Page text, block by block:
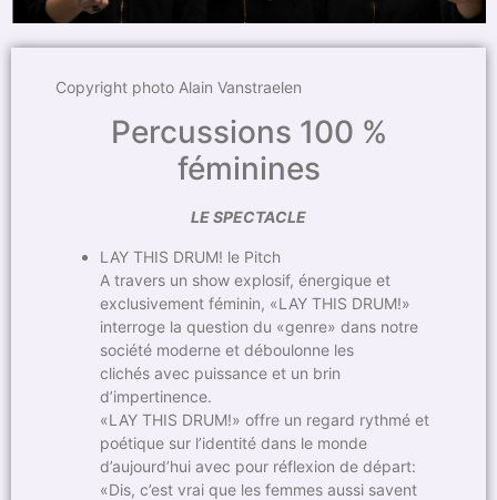
Copyright photo Alain Vanstraelen
Percussions 100 %
féminines
LE SPECTACLE
LAY THIS DRUM! le Pitch
A travers un show explosif, énergique et
exclusivement féminin, «LAY THIS DRUM!»
interroge la question du «genre» dans notre
société moderne et déboulonne les
clichés avec puissance et un brin
d’impertinence.
«LAY THIS DRUM!» offre un regard rythmé et
poétique sur l’identité dans le monde
d’aujourd’hui avec pour réflexion de départ:
«Dis, c’est vrai que les femmes aussi savent